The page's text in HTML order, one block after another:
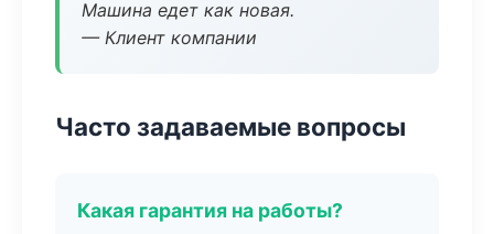
Машина едет как новая.
— Клиент компании
Часто задаваемые вопросы
Какая гарантия на работы?